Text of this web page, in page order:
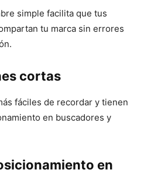
simple facilita que tus
tu marca sin errores
cortas
fáciles de recordar y tienen
en buscadores y
en